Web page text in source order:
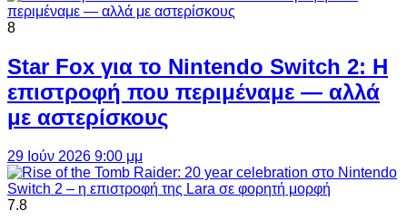
8
Star Fox για το Nintendo Switch 2: Η
επιστροφή που περιμέναμε — αλλά
με αστερίσκους
29 Ιούν 2026 9:00 μμ
7.8